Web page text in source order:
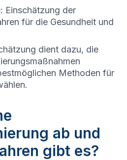
: Einschätzung der
für die Gesundheit und
dient dazu, die
Methoden für
ab und
gibt es?